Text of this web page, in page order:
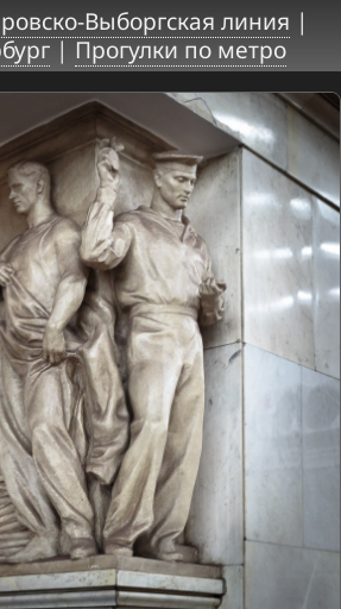
Выборгская линия |
|Прогулки по метро